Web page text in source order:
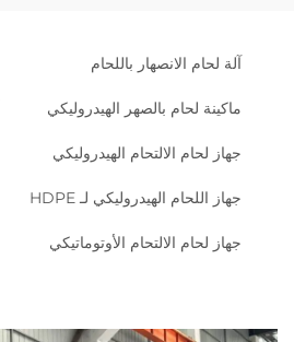
آلة لحام الانصهار باللحام
ماكينة لحام بالصهر الهيدروليكي
جهاز لحام الالتحام الهيدروليكي
جهاز اللحام الهيدروليكي لـ HDPE
جهاز لحام الالتحام الأوتوماتيكي